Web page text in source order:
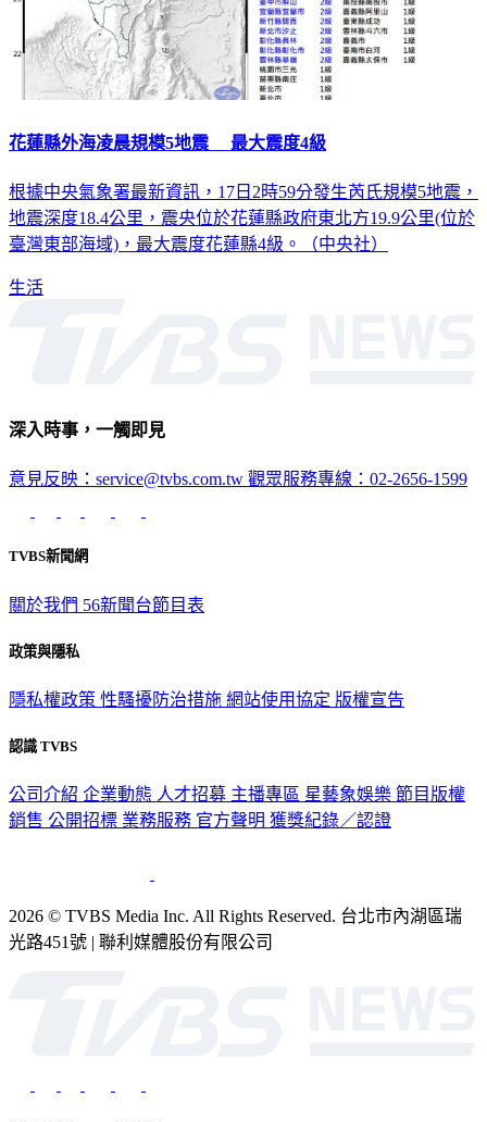
花蓮縣外海凌晨規模5地震 最大震度4級
根據中央氣象署最新資訊，17日2時59分發生芮氏規模5地震，
地震深度18.4公里，震央位於花蓮縣政府東北方19.9公里(位於
臺灣東部海域)，最大震度花蓮縣4級。（中央社）
生活
深入時事，一觸即見
意見反映：service@tvbs.com.tw 觀眾服務專線：02-2656-1599
TVBS新聞網
關於我們 56新聞台節目表
政策與隱私
隱私權政策 性騷擾防治措施 網站使用協定 版權宣告
認識 TVBS
公司介紹 企業動態 人才招募 主播專區 星藝象娛樂 節目版權
銷售 公開招標 業務服務 官方聲明 獲獎紀錄／認證
2026 © TVBS Media Inc. All Rights Reserved. 台北市內湖區瑞
光路451號 | 聯利媒體股份有限公司